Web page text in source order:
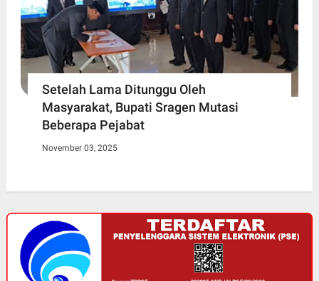
Setelah Lama Ditunggu Oleh
Masyarakat, Bupati Sragen Mutasi
Beberapa Pejabat
November 03, 2025